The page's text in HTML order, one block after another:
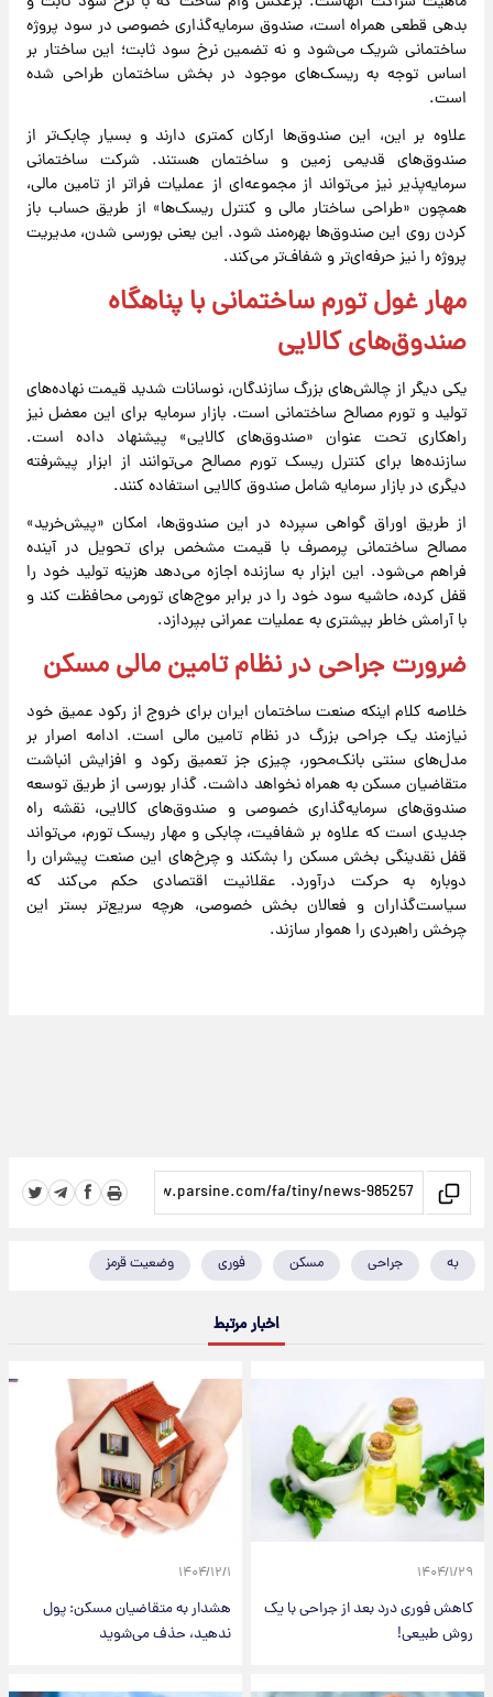
بدهی قطعی همراه است، صندوق سرمایه‌گذاری خصوصی در سود پروژه
ساختمانی شریک می‌شود و نه تضمین نرخ سود ثابت؛ این ساختار بر
اساس توجه به ریسک‌های موجود در بخش ساختمان طراحی شده
است.
علاوه بر این، این صندوق‌ها ارکان کمتری دارند و بسیار چابک‌تر از
صندوق‌های قدیمی زمین و ساختمان هستند. شرکت ساختمانی
سرمایه‌پذیر نیز می‌تواند از مجموعه‌ای از عملیات فراتر از تامین مالی،
همچون «طراحی ساختار مالی و کنترل ریسک‌ها» از طریق حساب باز
کردن روی این صندوق‌ها بهره‌مند شود. این یعنی بورسی شدن، مدیریت
پروژه را نیز حرفه‌ای‌تر و شفاف‌تر می‌کند.
مهار غول تورم ساختمانی با پناهگاه
صندوق‌های کالایی
یکی دیگر از چالش‌های بزرگ سازندگان، نوسانات شدید قیمت نهاده‌های
تولید و تورم مصالح ساختمانی است. بازار سرمایه برای این معضل نیز
راهکاری تحت عنوان «صندوق‌های کالایی» پیشنهاد داده است.
سازنده‌ها برای کنترل ریسک تورم مصالح می‌توانند از ابزار پیشرفته
دیگری در بازار سرمایه شامل صندوق کالایی استفاده کنند.
از طریق اوراق گواهی سپرده در این صندوق‌ها، امکان «پیش‌خرید»
مصالح ساختمانی پرمصرف با قیمت مشخص برای تحویل در آینده
فراهم می‌شود. این ابزار به سازنده اجازه می‌دهد هزینه تولید خود را
قفل کرده، حاشیه سود خود را در برابر موج‌های تورمی محافظت کند و
با آرامش خاطر بیشتری به عملیات عمرانی بپردازد.
ضرورت جراحی در نظام تامین مالی مسکن
خلاصه کلام اینکه صنعت ساختمان ایران برای خروج از رکود عمیق خود
نیازمند یک جراحی بزرگ در نظام تامین مالی است. ادامه اصرار بر
مدل‌های سنتی بانک‌محور، چیزی جز تعمیق رکود و افزایش انباشت
متقاضیان مسکن به همراه نخواهد داشت. گذار بورسی از طریق توسعه
صندوق‌های سرمایه‌گذاری خصوصی و صندوق‌های کالایی، نقشه راه
جدیدی است که علاوه بر شفافیت، چابکی و مهار ریسک تورم، می‌تواند
قفل نقدینگی بخش مسکن را بشکند و چرخ‌های این صنعت پیشران را
دوباره به حرکت درآورد. عقلانیت اقتصادی حکم می‌کند که
سیاست‌گذاران و فعالان بخش خصوصی، هرچه سریع‌تر بستر این
چرخش راهبردی را هموار سازند.
به جراحی مسکن فوری وضعیت قرمز
اخبار مرتبط
۱۴۰۴/۱/۲۹
کاهش فوری درد بعد از جراحی با یک
روش طبیعی!
۱۴۰۴/۱۲/۱
هشدار به متقاضیان مسکن: پول
ندهید، حذف می‌شوید